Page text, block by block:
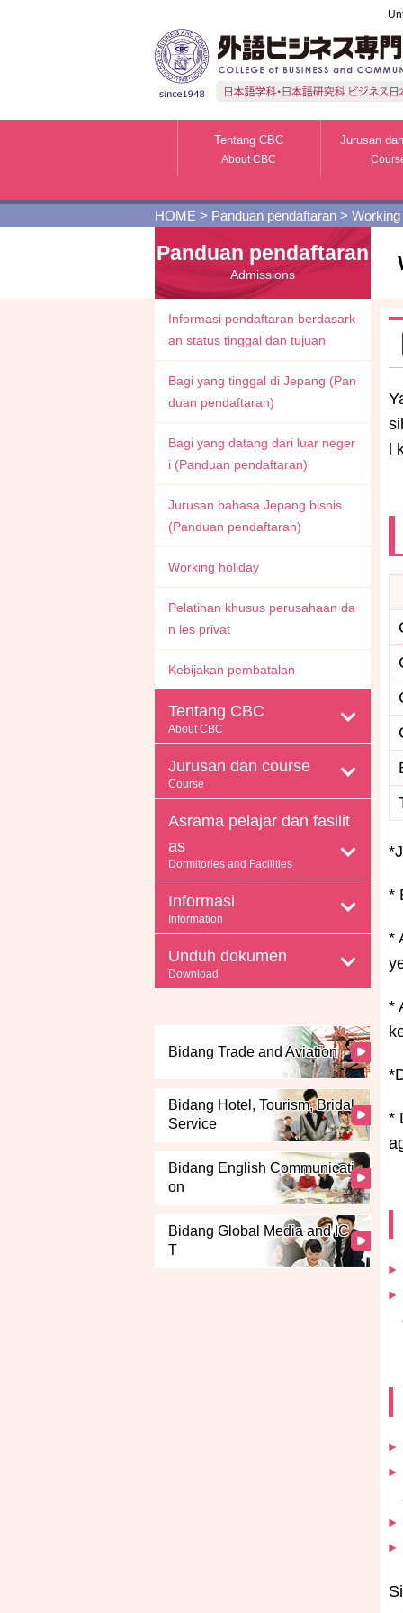
Tentang CBC
About CBC
Jurusan
HOME > Panduan pendaftaran >
*
*
*
*
Panduan pendaftaran
Admissions
Informasi pendaftaran berdasark
an status tinggal dan tujuan
Bagi yang tinggal di Jepang (Pan
duan pendaftaran)
Bagi yang datang dari luar neger
i (Panduan pendaftaran)
Jurusan bahasa Jepang bisnis
(Panduan pendaftaran)
Working holiday
Pelatihan khusus perusahaan da
n les privat
Kebijakan pembatalan
Tentang CBC
About CBC
Jurusan dan course
Course
Asrama pelajar dan fasilit
as
Dormitories and Facilities
Informasi
Information
Unduh dokumen
Download
Bidang Trade and Aviation
Bidang Hotel, Tourism, Bridal
Service
Bidang English Communicati
on
Bidang Global Media and IC
T